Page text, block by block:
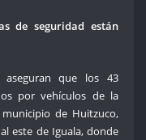
de seguridad están
aseguran que los 43
por vehículos de la
de Huitzuco,
este de Iguala, donde